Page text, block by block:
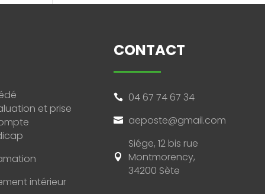
et prise
intérieur
CONTACT
 04 67 74 67 34
 aeposte@gmail.com

Siége, 12 bis rue
Montmorency,
34200 Sète